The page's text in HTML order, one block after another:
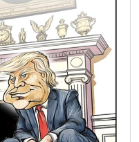
ошибка
что
открытая
из них
крайне